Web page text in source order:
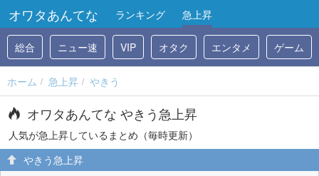
オワタあんてな ランキング 急上昇
総合 ニュー速 VIP オタク エンタメ ゲーム
ホーム 急上昇 やきう
オワタあんてな やきう急上昇
人気が急上昇しているまとめ（毎時更新）
やきう急上昇